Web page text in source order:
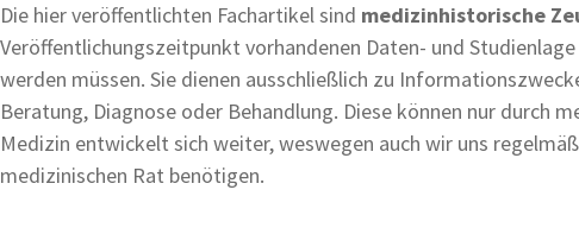
Die hier veröffentlichten Fachartikel sind medizinhistorische
Veröffentlichungszeitpunkt vorhandenen Daten- und
werden müssen. Sie dienen ausschließlich zu
Beratung, Diagnose oder Behandlung. Diese können nur durch
Medizin entwickelt sich weiter, weswegen auch wir uns
medizinischen Rat benötigen.